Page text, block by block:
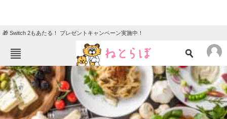
🎁 Switch 2もあたる！ プレゼントキャンペーン実施中！
ねとらぼメニュー
TOP ニュース
エンタメ クイズ